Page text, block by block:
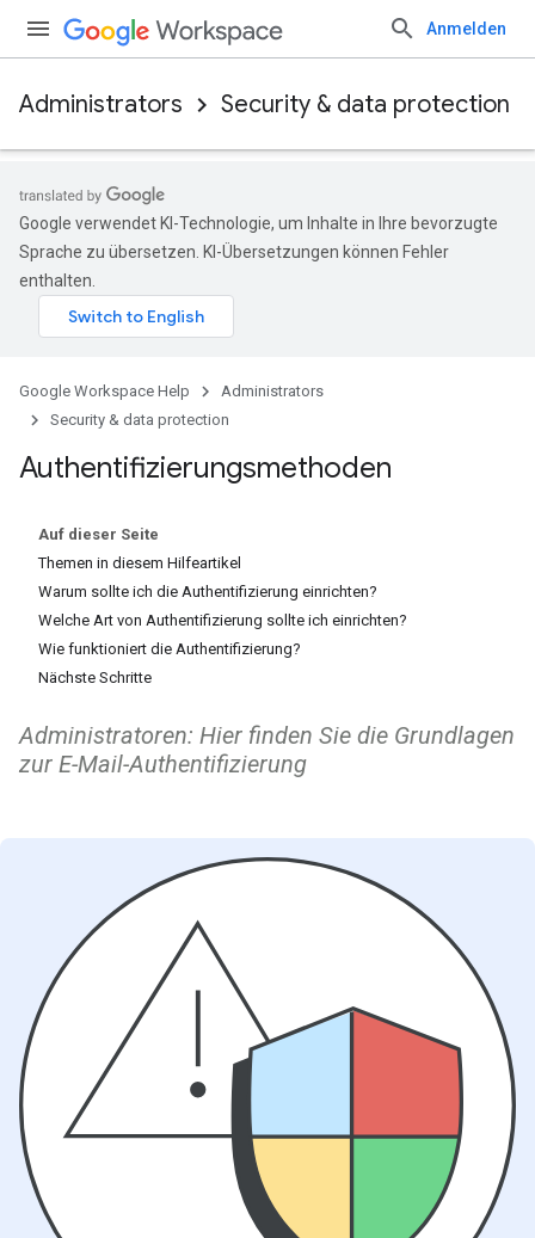
Anmelden
Administrators Security & data protection
Google verwendet KI-Technologie, um Inhalte in Ihre bevorzugte
Sprache zu übersetzen. KI-Übersetzungen können Fehler
enthalten.
Google Workspace Help
Administrators
Security & data protection
Authentifizierungsmethoden
Auf dieser Seite
Themen in diesem Hilfeartikel
Warum sollte ich die Authentifizierung einrichten?
Welche Art von Authentifizierung sollte ich einrichten?
Wie funktioniert die Authentifizierung?
Nächste Schritte
Administratoren: Hier finden Sie die Grundlagen
zur E-Mail-Authentifizierung